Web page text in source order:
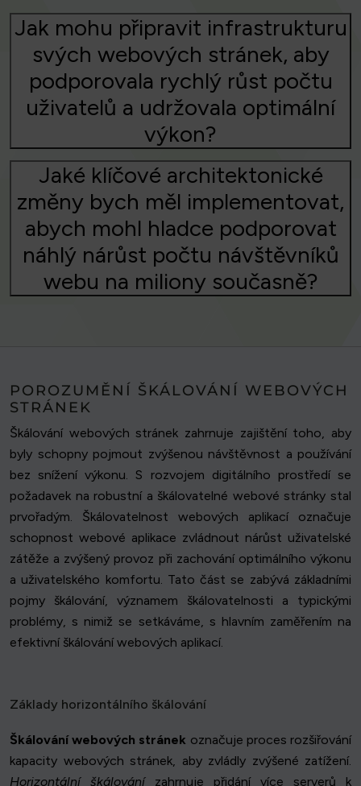
Jak mohu připravit infrastrukturu
svých webových stránek, aby
podporovala rychlý růst počtu
uživatelů a udržovala optimální
výkon?
Jaké klíčové architektonické
změny bych měl implementovat,
abych mohl hladce podporovat
náhlý nárůst počtu návštěvníků
webu na miliony současně?
POROZUMĚNÍ ŠKÁLOVÁNÍ WEBOVÝCH
STRÁNEK
Škálování webových stránek zahrnuje zajištění toho, aby
byly schopny pojmout zvýšenou návštěvnost a používání
bez snížení výkonu. S rozvojem digitálního prostředí se
požadavek na robustní a škálovatelné webové stránky stal
prvořadým. Škálovatelnost webových aplikací označuje
schopnost webové aplikace zvládnout nárůst uživatelské
zátěže a zvýšený provoz při zachování optimálního výkonu
a uživatelského komfortu. Tato část se zabývá základními
pojmy škálování, významem škálovatelnosti a typickými
problémy, s nimiž se setkáváme, s hlavním zaměřením na
efektivní škálování webových aplikací.
Základy horizontálního škálování
Škálování webových stránek označuje proces rozšiřování
kapacity webových stránek, aby zvládly zvýšené zatížení.
Horizontální škálovánízahrnuje přidání více serverů k